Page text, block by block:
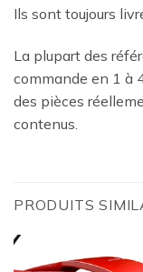
Ils sont toujours
La plupart des
commande en 1 à
des pièces
contenus.
PRODUITS